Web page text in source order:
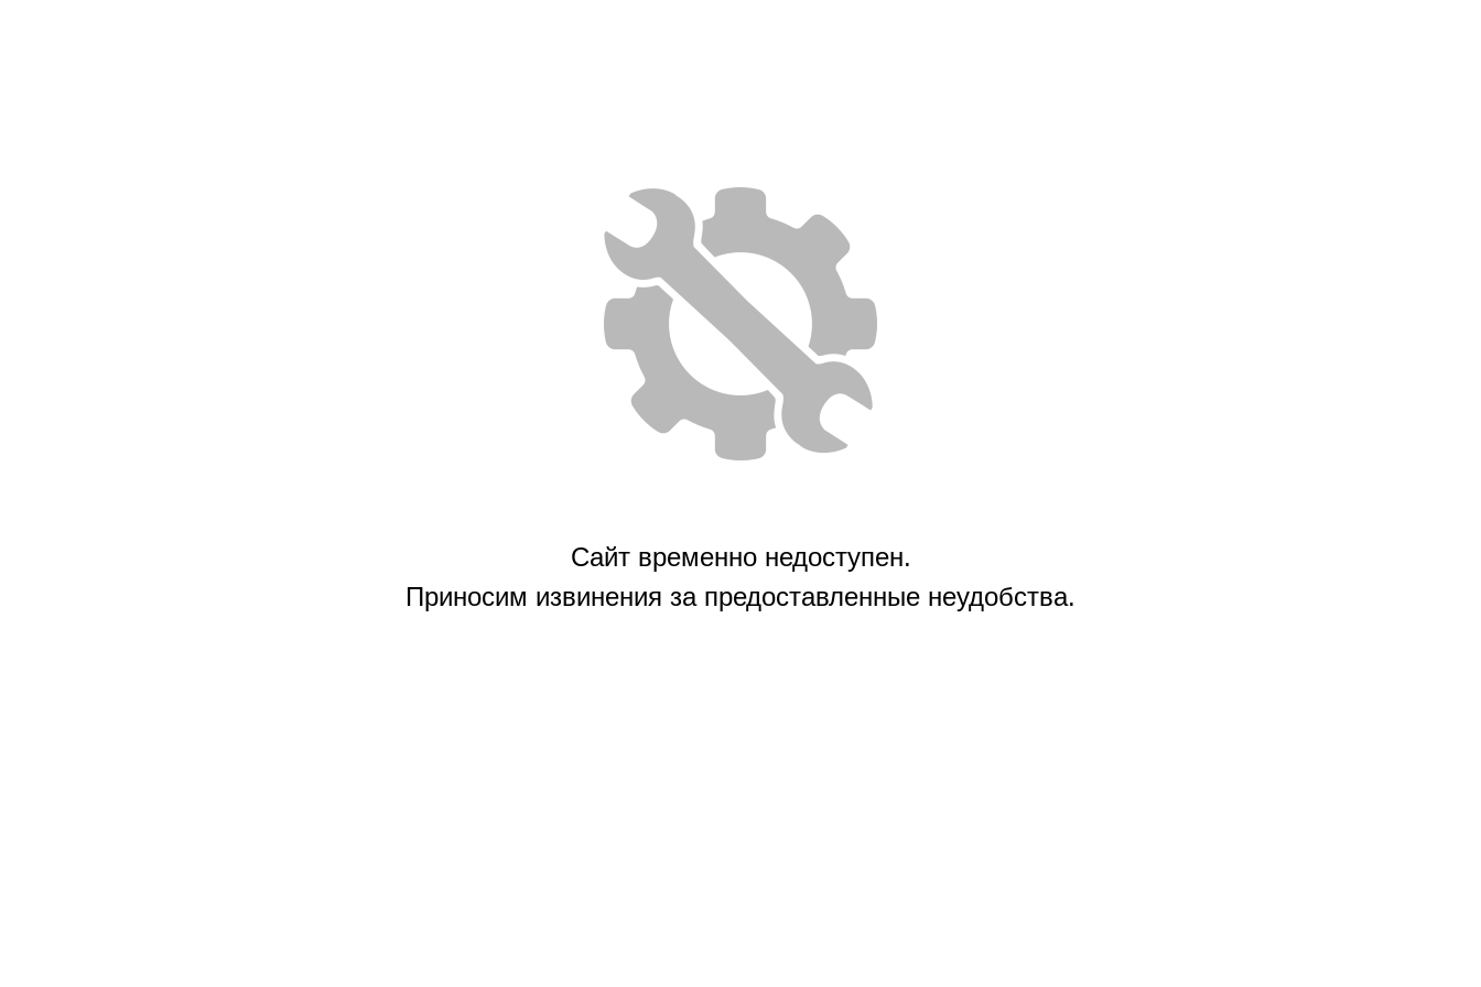
Сайт временно недоступен.
Приносим извинения за предоставленные неудобства.